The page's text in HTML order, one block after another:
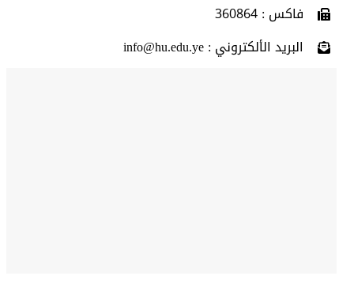
فاكس : 360864
البريد الألكتروني : info@hu.edu.ye